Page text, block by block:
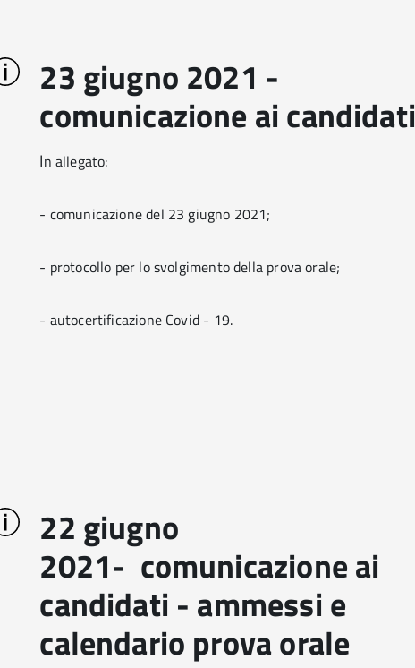
23 giugno 2021 -
comunicazione ai candidati
In allegato:
- comunicazione del 23 giugno 2021;
- protocollo per lo svolgimento della prova orale;
- autocertificazione Covid - 19.
22 giugno
2021- comunicazione ai
candidati - ammessi e
calendario prova orale